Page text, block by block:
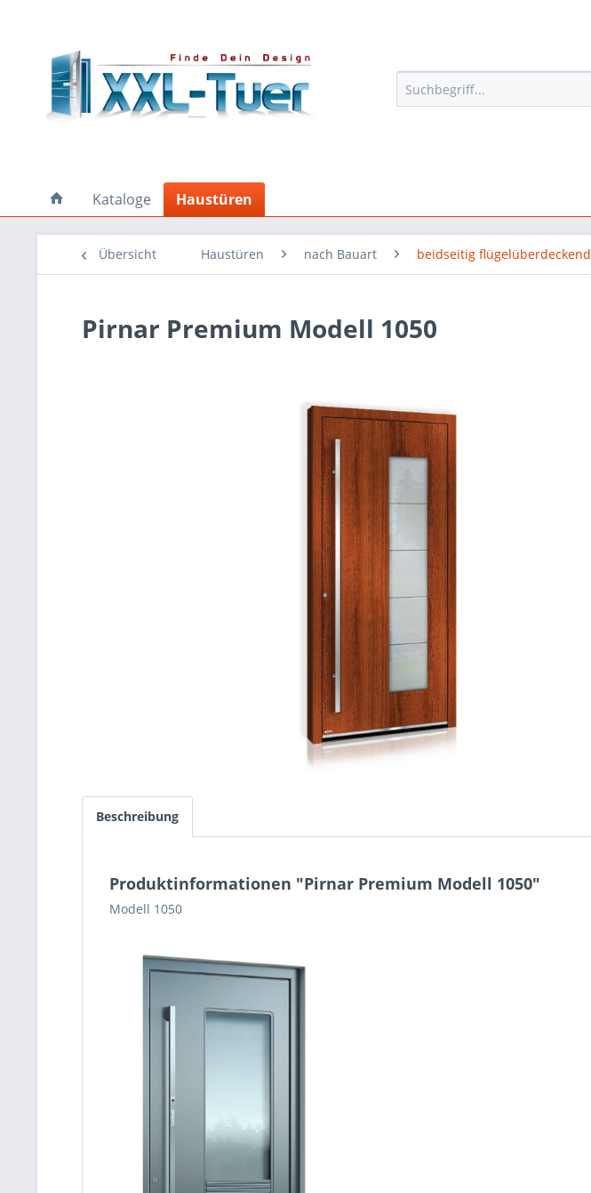
Kataloge Haustüren
Übersicht Haustüren nach Bauart beidseitig flügelüberdeckend
Pirnar Premium Modell 1050
Beschreibung
Produktinformationen "Pirnar Premium Modell 1050"
Modell 1050